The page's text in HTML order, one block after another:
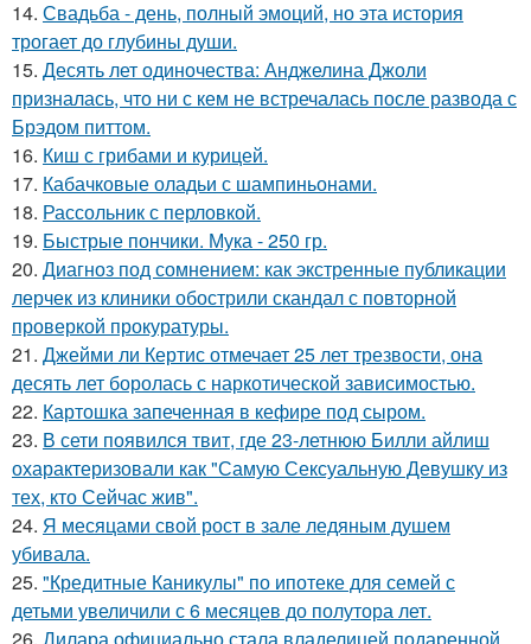
14. Свадьба - день, полный эмоций, но эта история
трогает до глубины души.
15. Десять лет одиночества: Анджелина Джоли
призналась, что ни с кем не встречалась после развода с
Брэдом питтом.
16. Киш с грибами и курицей.
17. Кабачковые оладьи с шампиньонами.
18. Рассольник с перловкой.
19. Быстрые пончики. Мука - 250 гр.
20. Диагноз под сомнением: как экстренные публикации
лерчек из клиники обострили скандал с повторной
проверкой прокуратуры.
21. Джейми ли Кертис отмечает 25 лет трезвости, она
десять лет боролась с наркотической зависимостью.
22. Картошка запеченная в кефире под сыром.
23. В сети появился твит, где 23-летнюю Билли айлиш
охарактеризовали как "Самую Сексуальную Девушку из
тех, кто Сейчас жив".
24. Я месяцами свой рост в зале ледяным душем
убивала.
25. "Кредитные Каникулы" по ипотеке для семей с
детьми увеличили с 6 месяцев до полутора лет.